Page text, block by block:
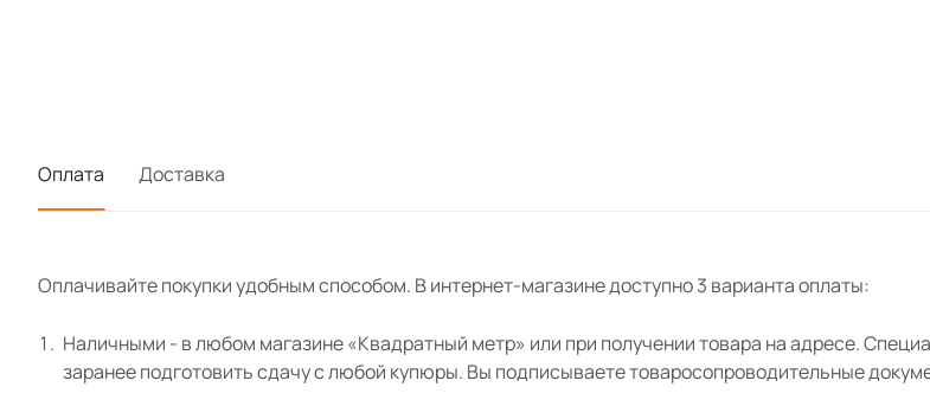
Оплата Доставка
Оплачивайте покупки удобным способом. В интернет-магазине доступно 3 варианта оплаты:
Наличными - в любом магазине «Квадратный метр» или при получении товара на адресе.
заранее подготовить сдачу с любой купюры. Вы подписываете товаросопроводительные